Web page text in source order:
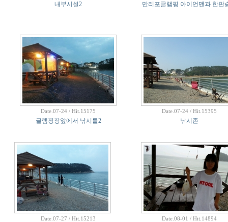
내부시설2 만리포글램핑 아이언맨과 한판
Date.07-24 / Hit.15175
글램핑장앞에서 낚시를2
Date.07-24 / Hit.15395
낚시존
Date.07-27 / Hit.15213 Date.08-01 / Hit.14894